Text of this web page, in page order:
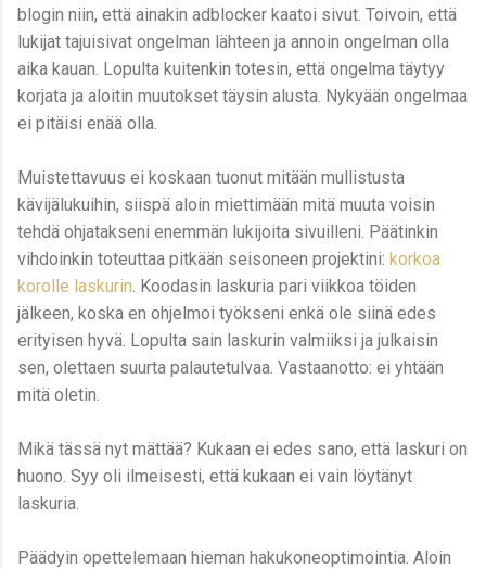
blogin niin, että ainakin adblocker kaatoi sivut. Toivoin, että
lukijat tajuisivat ongelman lähteen ja annoin ongelman olla
aika kauan. Lopulta kuitenkin totesin, että ongelma täytyy
korjata ja aloitin muutokset täysin alusta. Nykyään ongelmaa
ei pitäisi enää olla.
Muistettavuus ei koskaan tuonut mitään mullistusta
kävijälukuihin, siispä aloin miettimään mitä muuta voisin
tehdä ohjatakseni enemmän lukijoita sivuilleni. Päätinkin
vihdoinkin toteuttaa pitkään seisoneen projektini: korkoa
korolle laskurin . Koodasin laskuria pari viikkoa töiden
jälkeen, koska en ohjelmoi työkseni enkä ole siinä edes
erityisen hyvä. Lopulta sain laskurin valmiiksi ja julkaisin
sen, olettaen suurta palautetulvaa. Vastaanotto: ei yhtään
mitä oletin.
Mikä tässä nyt mättää? Kukaan ei edes sano, että laskuri on
huono. Syy oli ilmeisesti, että kukaan ei vain löytänyt
laskuria.
Päädyin opettelemaan hieman hakukoneoptimointia. Aloin